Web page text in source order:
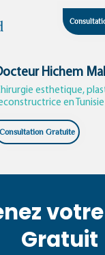
Hichem
esthetique,
en Tunisie
Consultation Gratuite
Gratuit